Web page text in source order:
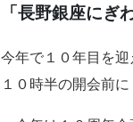
「長野銀座に
今年で１０年目を
１０時半の開会前